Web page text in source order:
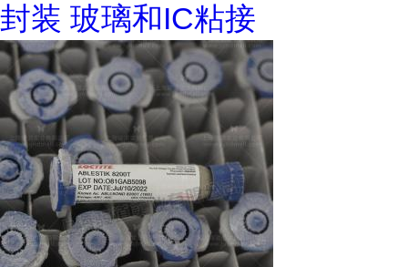
封装 玻璃和IC粘接